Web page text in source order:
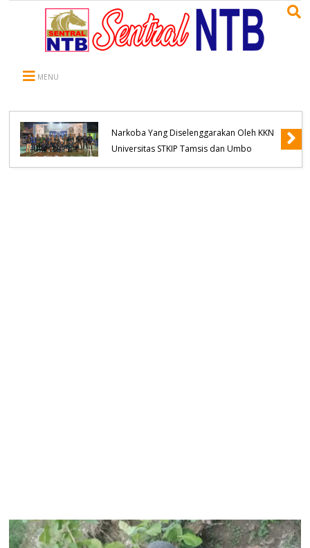
MENU
Narkoba Yang Diselenggarakan Oleh KKN
Universitas STKIP Tamsis dan Umbo